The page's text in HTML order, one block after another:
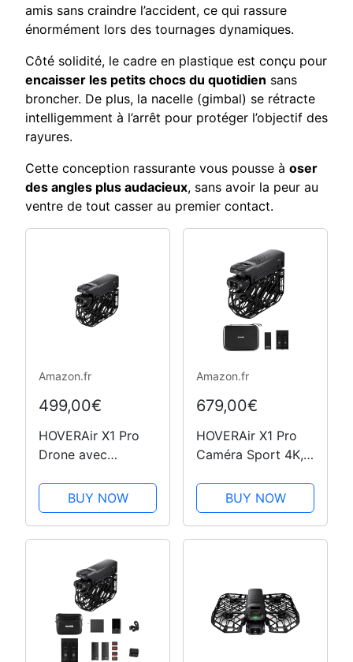
amis sans craindre l’accident, ce qui rassure
énormément lors des tournages dynamiques.
Côté solidité, le cadre en plastique est conçu pour
encaisser les petits chocs du quotidien sans
broncher. De plus, la nacelle (gimbal) se rétracte
intelligemment à l’arrêt pour protéger l’objectif des
rayures.
Cette conception rassurante vous pousse à oser
des angles plus audacieux, sans avoir la peur au
ventre de tout casser au premier contact.
Amazon.fr
499,00€
HOVERAir X1 Pro
Drone avec
Vlog 4K Pliable
avec Vitesse de
Suivi：42 km/h,
Automatiques, Vole
Partout grâce à
OmniTerrain,…
BUY NOW
Amazon.fr
679,00€
HOVERAir X1 Pro
Caméra Sport 4K,
Pliable avec
Vitesse de Suivi:
42KM/H, 10+
Partout avec
OmniTerrain,
SmoothCapture…
BUY NOW